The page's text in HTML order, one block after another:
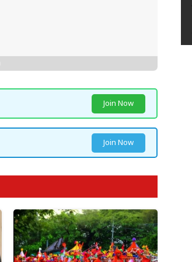
Join Now
Join Now